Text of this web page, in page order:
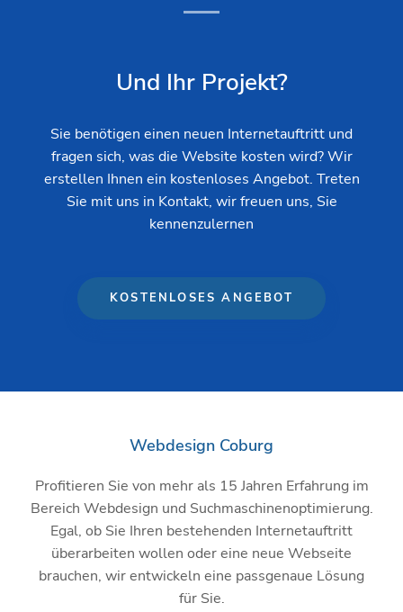
Und Ihr Projekt?
Sie benötigen einen neuen Internetauftritt und
fragen sich, was die Website kosten wird? Wir
erstellen Ihnen ein kostenloses Angebot. Treten
Sie mit uns in Kontakt, wir freuen uns, Sie
kennenzulernen
KOSTENLOSES ANGEBOT
Webdesign Coburg
Profitieren Sie von mehr als 15 Jahren Erfahrung im
Bereich Webdesign und Suchmaschinenoptimierung.
Egal, ob Sie Ihren bestehenden Internetauftritt
überarbeiten wollen oder eine neue Webseite
brauchen, wir entwickeln eine passgenaue Lösung
für Sie.